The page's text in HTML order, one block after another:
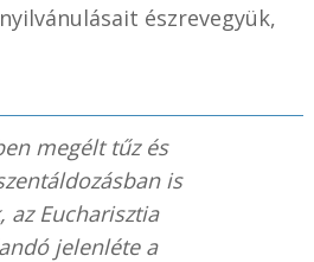
észrevegyük,
megélt tűz és
is
az Eucharisztia
jelenléte a